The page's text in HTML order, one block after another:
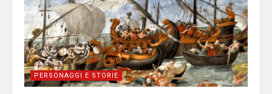
PERSONAGGI E STORIE